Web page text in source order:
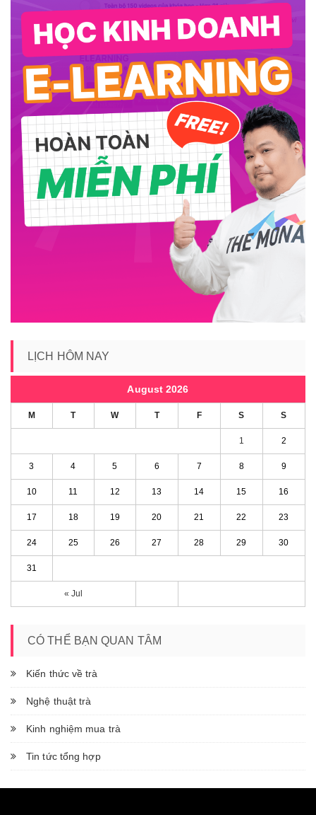
LỊCH HÔM NAY
August 2026
M T W T F S S
« Jul
1 2
3 4 5 6 7 8 9
10 11 12 13 14 15 16
17 18 19 20 21 22 23
24 25 26 27 28 29 30
31
CÓ THỂ BẠN QUAN TÂM
Kiến thức về trà
Nghệ thuật trà
Kinh nghiệm mua trà
Tin tức tổng hợp